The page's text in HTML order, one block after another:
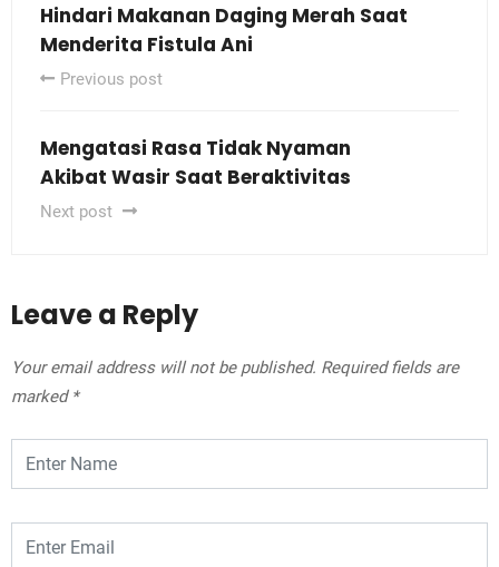
Hindari Makanan Daging Merah Saat
Menderita Fistula Ani
Previous post
Mengatasi Rasa Tidak Nyaman
Akibat Wasir Saat Beraktivitas
Next post
Leave a Reply
Your email address will not be published. Required fields are
marked *